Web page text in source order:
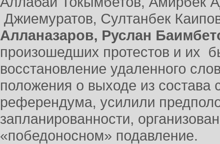
Джиемуратов, Султанбек
Алланазаров, Руслан
произошедших протестов и их
восстановление удаленного
положения о выходе из состава
референдума, усилили
запланированности,
«победоносном» подавление.